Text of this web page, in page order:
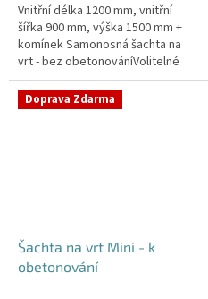
hvězdiček.
Vnitřní délka 1200 mm, vnitřní
šířka 900 mm, výška 1500 mm +
komínek Samonosná šachta na
vrt - bez obetonováníVolitelné
průměry i pozice prostupů na
pažení vrtu, hadice i...
Doprava Zdarma
Šachta na vrt Mini - k
obetonování